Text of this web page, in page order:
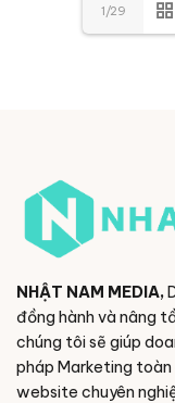
1/29
NHẬT NAM MEDIA,
đồng hành và nâng
chúng tôi sẽ giúp
pháp Marketing
website chuyên